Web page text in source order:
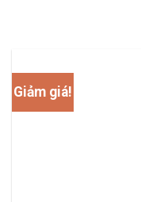
Giảm giá!